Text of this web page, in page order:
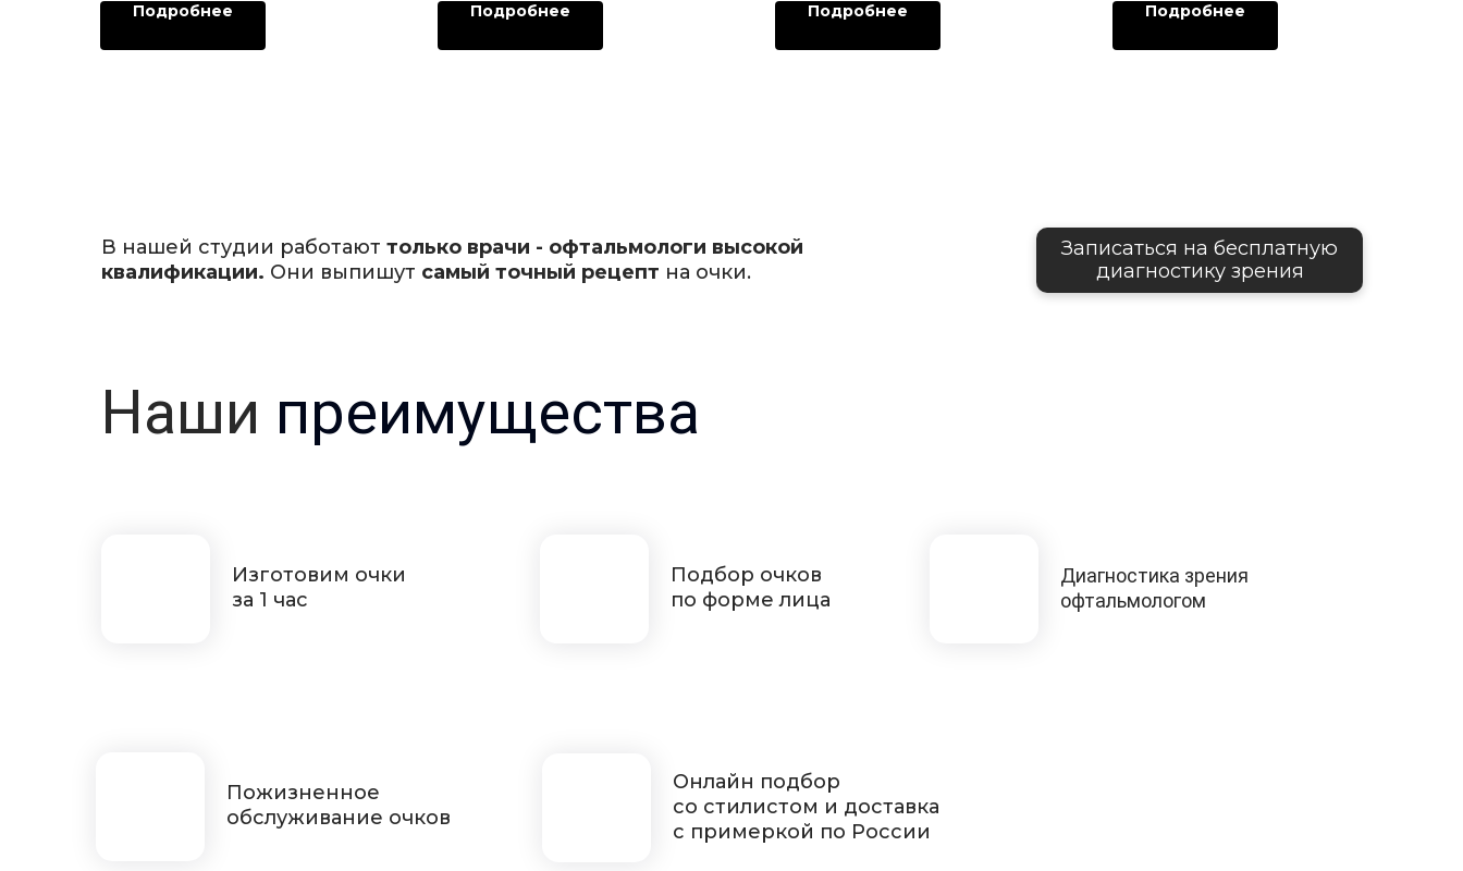
Подробнее Подробнее Подробнее Подробнее
В нашей студии работают только врачи - офтальмологи высокой
квалификации. Они выпишут самый точный рецепт на очки.
Записаться на бесплатную
диагностику зрения
Наши преимущества
Изготовим очки
за 1 час
Подбор очков
по форме лица
Пожизненное
обслуживание очков
Онлайн подбор
со стилистом и доставка
с примеркой по России
Диагностика зрения
офтальмологом